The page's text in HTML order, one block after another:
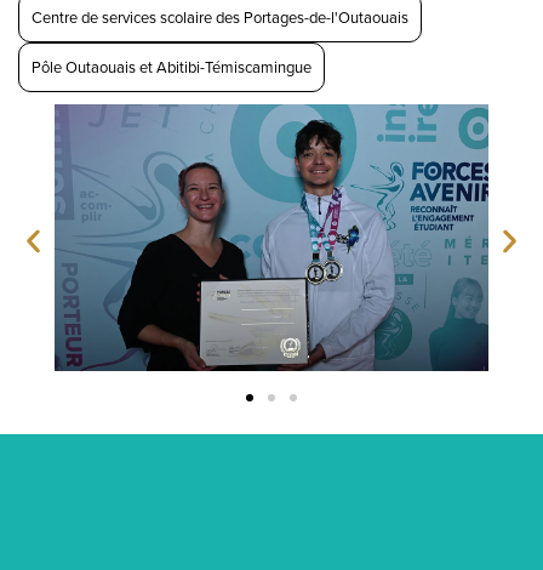
Centre de services scolaire des Portages-de-l'Outaouais
Pôle Outaouais et Abitibi-Témiscamingue